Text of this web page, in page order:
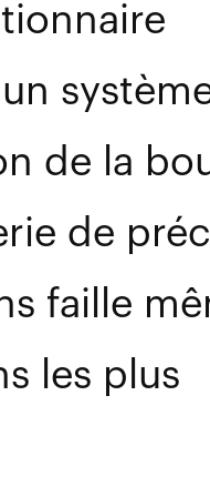
de la
de
faille
les plus